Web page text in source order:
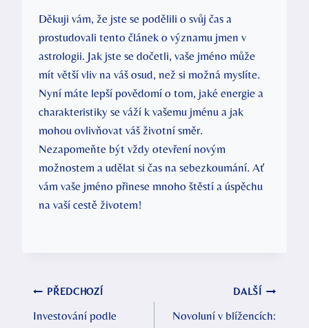
Děkuji vám, že jste se podělili o svůj čas a
prostudovali tento článek o významu jmen v
astrologii. Jak jste se dočetli, vaše jméno může
mít větší vliv na váš osud, než si možná myslíte.
Nyní máte lepší povědomí o tom, jaké energie a
charakteristiky se váží k vašemu jménu a jak
mohou ovlivňovat váš životní směr.
Nezapomeňte být vždy otevření novým
možnostem a udělat si čas na sebezkoumání. Ať
vám vaše jméno přinese mnoho štěstí a úspěchu
na vaší cestě životem!
Navigace
PŘEDCHOZÍ
Investování podle
DALŠÍ
Novoluní v blížencích: